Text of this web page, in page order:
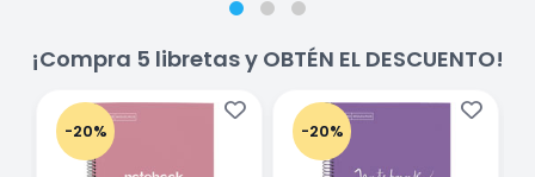
¡Compra 5 libretas y OBTÉN EL DESCUENTO!
-20% -20%